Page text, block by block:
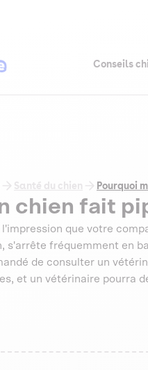
Conseils
Santé du chien Pourquoi
chien fait
l'impression que votre
s'arrête fréquemment en
de consulter un
et un vétérinaire pourra